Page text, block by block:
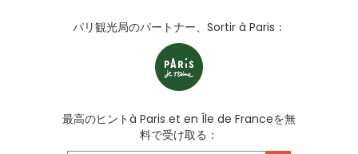
パリ観光局のパートナー、Sortir à Paris：
最高のヒントà Paris et en Île de Franceを無
料で受け取る：